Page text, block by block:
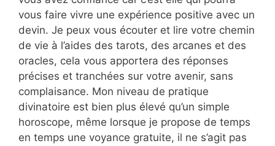
vous faire vivre une expérience positive avec un
devin. Je peux vous écouter et lire votre chemin
de vie à l’aides des tarots, des arcanes et des
oracles, cela vous apportera des réponses
précises et tranchées sur votre avenir, sans
complaisance. Mon niveau de pratique
divinatoire est bien plus élevé qu’un simple
horoscope, même lorsque je propose de temps
en temps une voyance gratuite, il ne s’agit pas